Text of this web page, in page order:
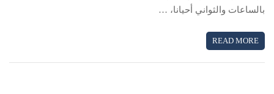
بالساعات والثواني أحيانا، …
READ MORE